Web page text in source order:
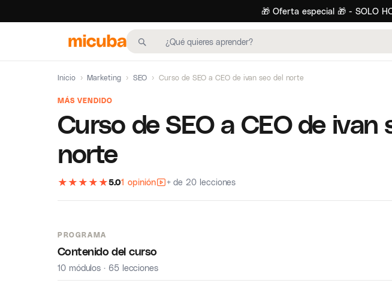
🎁 Oferta especial 🎁 - SOLO
Inicio › Marketing › SEO › Curso de SEO a CEO de ivan seo del norte
MÁS VENDIDO
Curso de SEO a CEO de ivan
norte
★ ★ ★ ★ ★5.01 opinión + de 20 lecciones
PROGRAMA
Contenido del curso
10 módulos · 65 lecciones